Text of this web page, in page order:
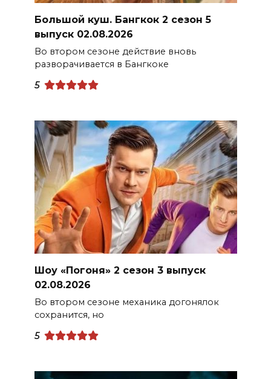
Большой куш. Бангкок 2 сезон 5
выпуск 02.08.2026
Во втором сезоне действие вновь
разворачивается в Бангкоке
5
Шоу «Погоня» 2 сезон 3 выпуск
02.08.2026
Во втором сезоне механика догонялок
сохранится, но
5